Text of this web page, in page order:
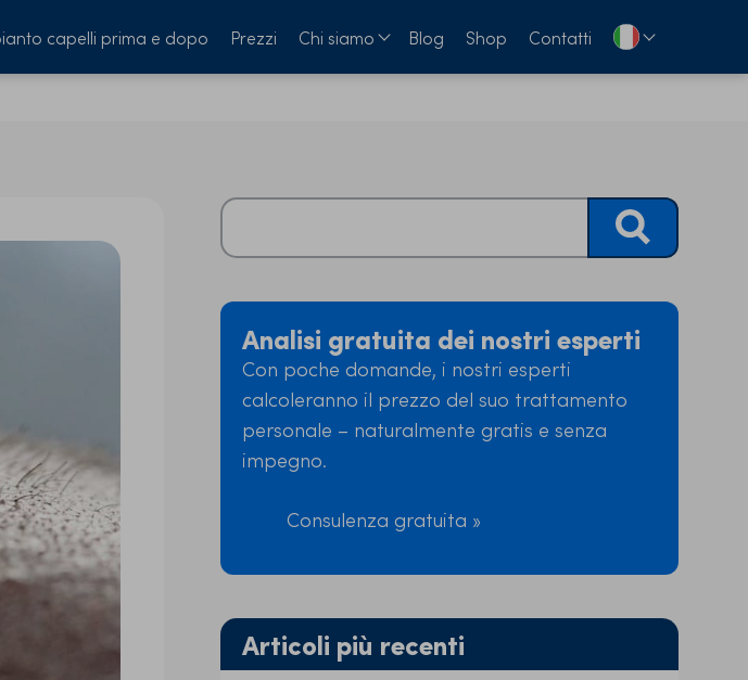
capelli prima e dopo Prezzi Chi siamo Blog Shop Contatti
Analisi gratuita dei nostri esperti
Con poche domande, i nostri esperti
calcoleranno il prezzo del suo trattamento
personale – naturalmente gratis e senza
impegno.
Consulenza gratuita »
Articoli più recenti